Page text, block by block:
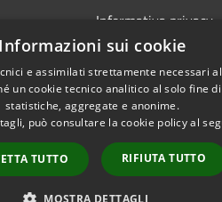
Informativa privacy
Note legali
Dichiarazione di
Copyright © 2026 •
Informazioni sui cookie
e assimilati strettamente necessari
un cookie tecnico analitico al solo fine
statistiche, aggregate e anonime.
può consultare la cookie policy al
TUTTO RIFIUTA TUTTO
MOSTRA DETTAGLI